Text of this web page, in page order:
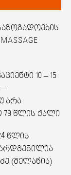
10 – 15
არა
წლის ქალი
წლის
(მელანია)